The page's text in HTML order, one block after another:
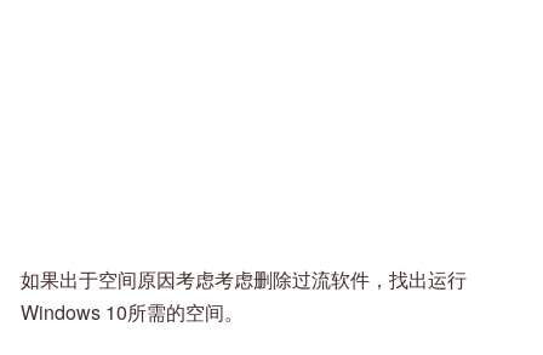
如果出于空间原因考虑考虑删除过流软件，找出运行
Windows 10所需的空间。